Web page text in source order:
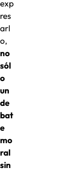
exp
res
arl
o,
no
sól
o
un
de
bat
e
mo
ral
sin